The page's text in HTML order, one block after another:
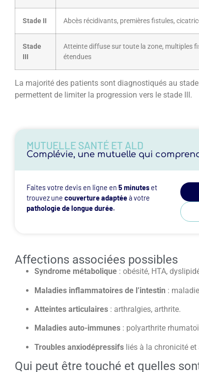
Stade II Abcès récidivants, premières fistules,
Stade
III
Atteinte diffuse sur toute la zone, multiples
étendues
La majorité des patients sont diagnostiqués au
permettent de limiter la progression vers le stade III.
MUTUELLE SANTÉ ET ALD
Complévie, une mutuelle qui
Faites votre devis en ligne en 5 minuteset
trouvez une couverture adaptéeà votre
pathologie de longue durée.
Affections associées possibles
Syndrome métabolique : obésité, HTA,
Maladies inflammatoires de l’intestin :
Atteintes articulaires : arthralgies, arthrite.
Maladies auto-immunes : polyarthrite
Troubles anxiodépressifs liés à la chronicité et
Qui peut être touché et quelles